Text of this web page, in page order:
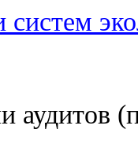
систем
аудитов